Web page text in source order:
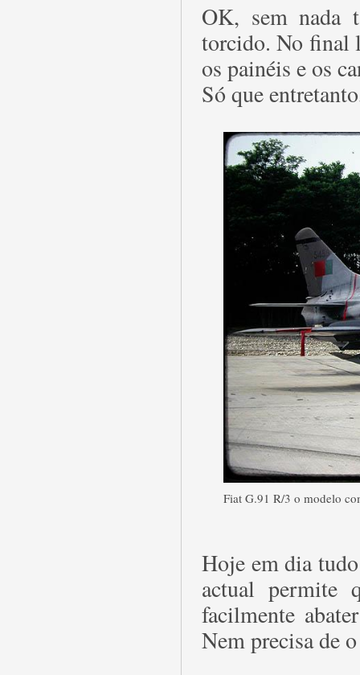
OK, sem nada
torcido. No final
os painéis e os
Só que
Fiat G.91 R/3 o modelo
Hoje em dia
actual permite
facilmente
Nem precisa de